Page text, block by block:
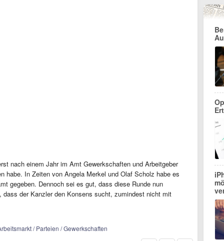
nach einem Jahr im Amt Gewerkschaften und Arbeitgeber
habe. In Zeiten von Angela Merkel und Olaf Scholz habe es
gegeben. Dennoch sei es gut, dass diese Runde nun
der Kanzler den Konsens sucht, zumindest nicht mit
/ Parteien / Gewerkschaften